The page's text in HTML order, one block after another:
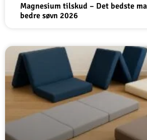
Magnesium tilskud – Det bedste
bedre søvn 2026